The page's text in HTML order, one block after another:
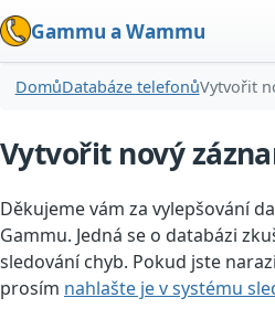
Gammu a Wammu
DomůDatabáze telefonůVytvořit
Vytvořit nový
Děkujeme vám za vylepšování
Gammu. Jedná se o databázi
sledování chyb. Pokud jste
prosím nahlašte je v systému